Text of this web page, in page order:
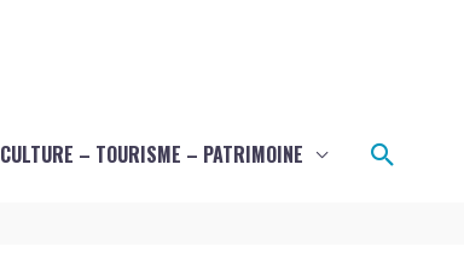
CULTURE – TOURISME – PATRIMOINE